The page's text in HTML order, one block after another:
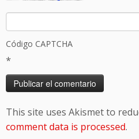
Código CAPTCHA
*
This site uses Akismet to
comment data is processed.